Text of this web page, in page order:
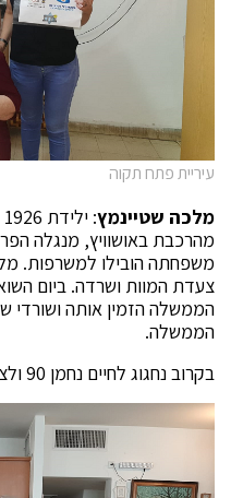
עיריית פתח תקוה
מלכה שטיינמץ
מהרכבת באושוויץ, מנגלה
משפחתה הובילו למשרפות.
הממשלה הזמין אותה ושורדי
הממשלה.
בקרוב נחגוג לחיים נחמן 90 ולצבי פרידמן שחוגג 98!